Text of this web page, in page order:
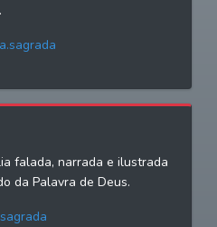
falada, narrada e ilustrada
da Palavra de Deus.